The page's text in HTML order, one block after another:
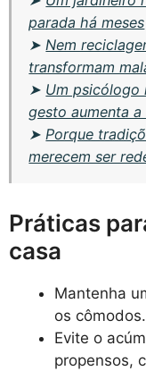
parada há meses
➤ Nem
transformam
➤ Um psicólogo
gesto aumenta
➤ Porque
merecem ser
Práticas
casa
Mantenha
os cômodos.
Evite o
propensos,